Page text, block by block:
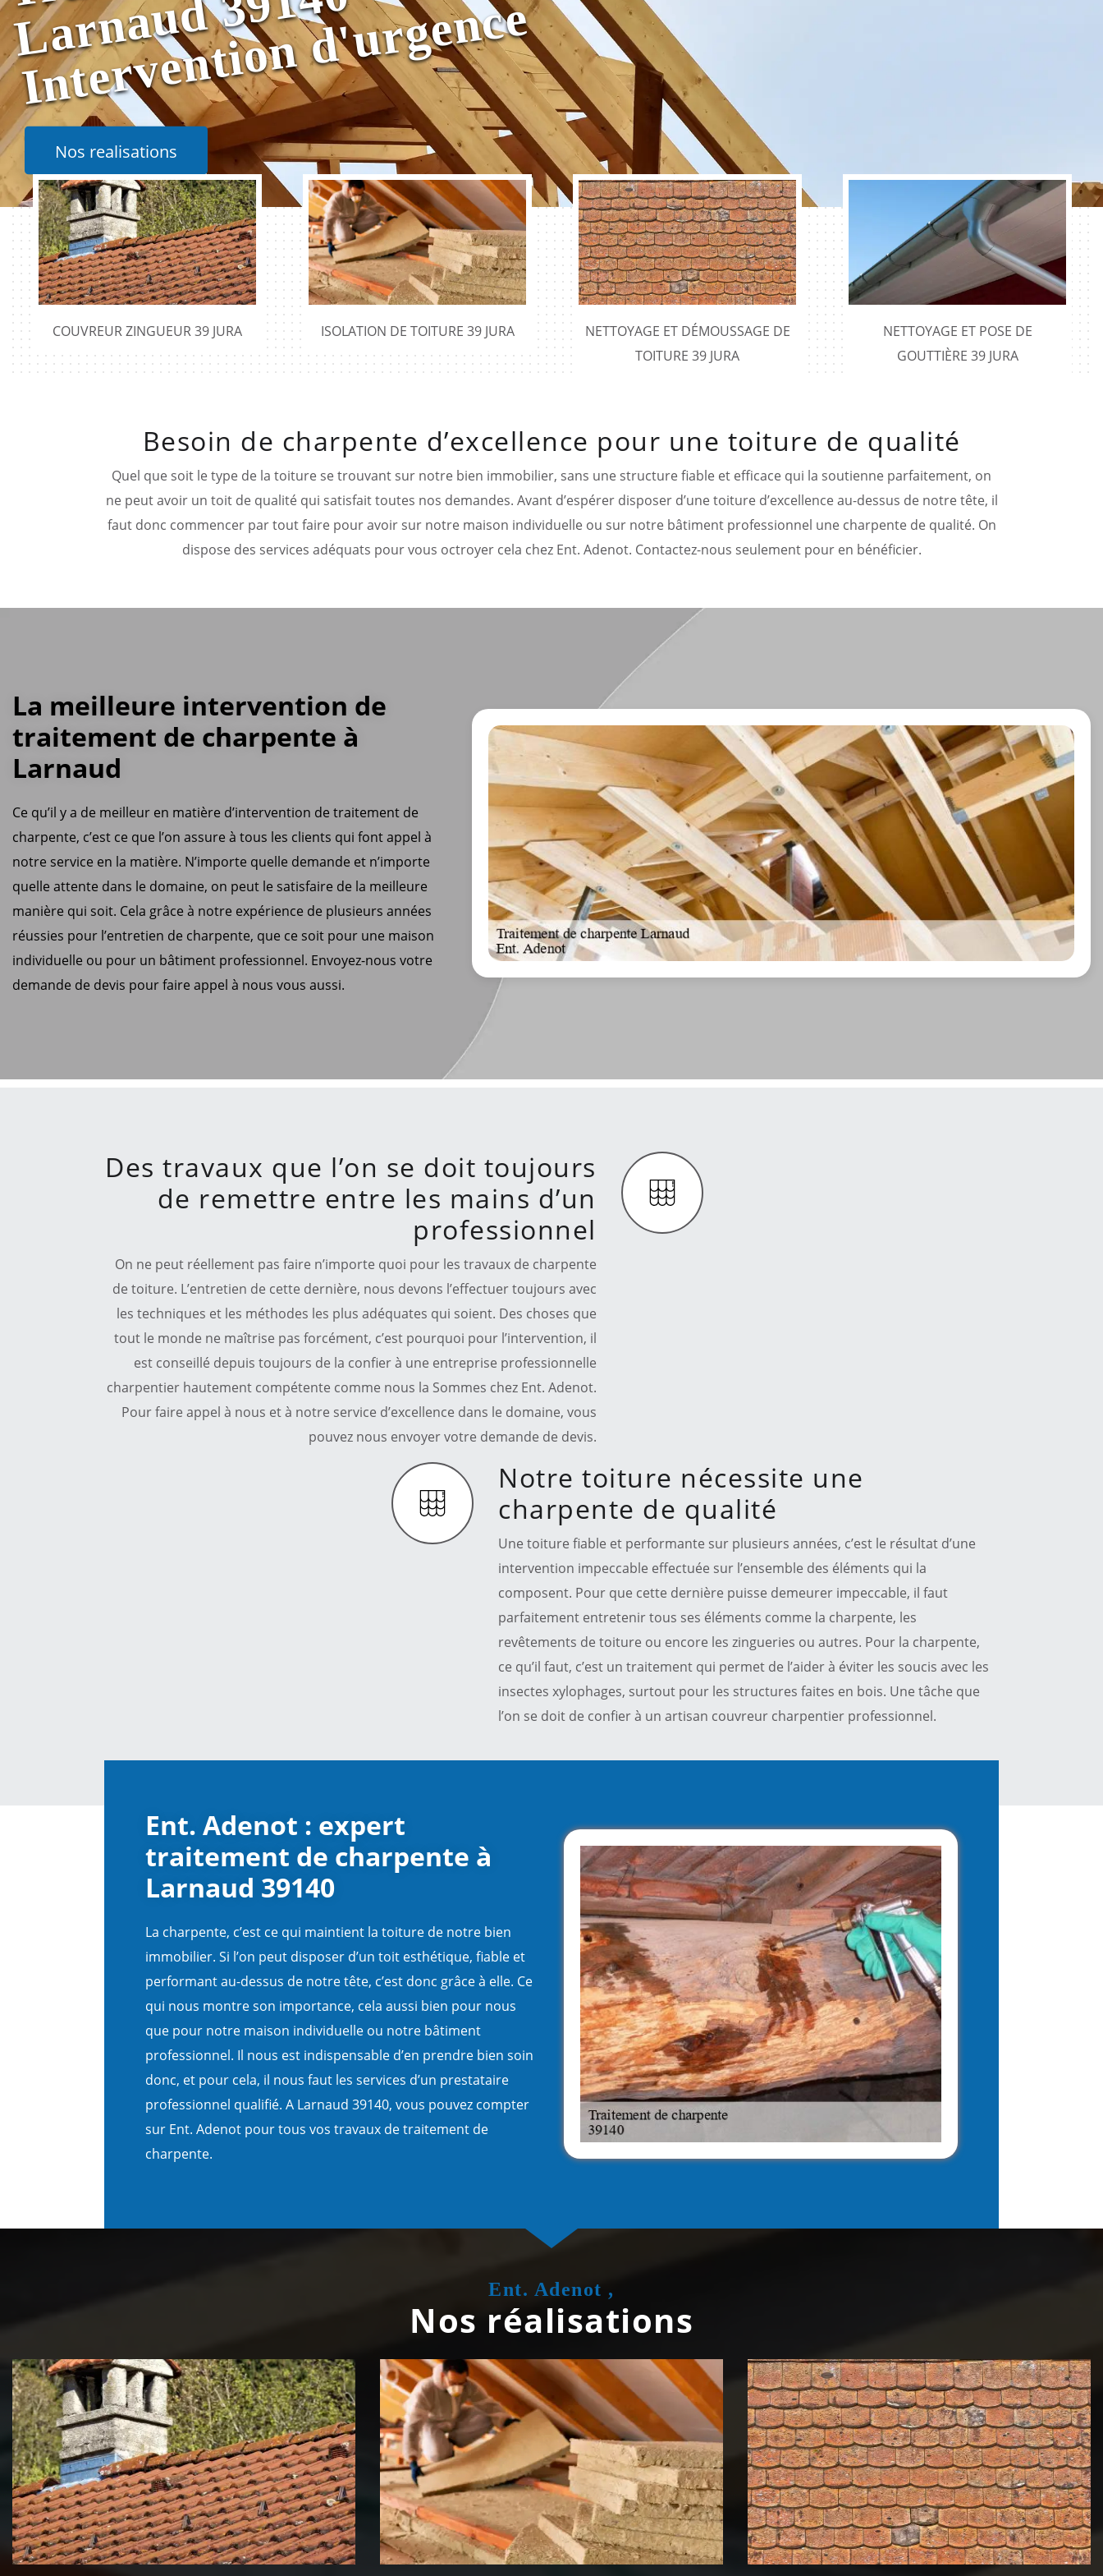
u
e
Nos realisations
COUVREUR ZINGUEUR 39 JURA ISOLATION DE TOITURE 39 JURA
NETTOYAGE ET DÉMOUSSAGE DE
TOITURE 39 JURA
NETTOYAGE ET POSE DE
GOUTTIÈRE 39 JURA
Besoin de charpente d’excellence pour une toiture de qualité
Quel que soit le type de la toiture se trouvant sur notre bien immobilier, sans une structure fiable et efficace qui la soutienne parfaitement, on
ne peut avoir un toit de qualité qui satisfait toutes nos demandes. Avant d’espérer disposer d’une toiture d’excellence au-dessus de notre tête, il
faut donc commencer par tout faire pour avoir sur notre maison individuelle ou sur notre bâtiment professionnel une charpente de qualité. On
dispose des services adéquats pour vous octroyer cela chez Ent. Adenot. Contactez-nous seulement pour en bénéficier.
La meilleure intervention de
traitement de charpente à
Larnaud
Ce qu’il y a de meilleur en matière d’intervention de traitement de
charpente, c’est ce que l’on assure à tous les clients qui font appel à
notre service en la matière. N’importe quelle demande et n’importe
quelle attente dans le domaine, on peut le satisfaire de la meilleure
manière qui soit. Cela grâce à notre expérience de plusieurs années
réussies pour l’entretien de charpente, que ce soit pour une maison
individuelle ou pour un bâtiment professionnel. Envoyez-nous votre
demande de devis pour faire appel à nous vous aussi.
Des travaux que l’on se doit toujours
de remettre entre les mains d’un
professionnel
On ne peut réellement pas faire n’importe quoi pour les travaux de charpente
de toiture. L’entretien de cette dernière, nous devons l’effectuer toujours avec
les techniques et les méthodes les plus adéquates qui soient. Des choses que
tout le monde ne maîtrise pas forcément, c’est pourquoi pour l’intervention, il
est conseillé depuis toujours de la confier à une entreprise professionnelle
charpentier hautement compétente comme nous la Sommes chez Ent. Adenot.
Pour faire appel à nous et à notre service d’excellence dans le domaine, vous
pouvez nous envoyer votre demande de devis.
Notre toiture nécessite une
charpente de qualité
Une toiture fiable et performante sur plusieurs années, c’est le résultat d’une
intervention impeccable effectuée sur l’ensemble des éléments qui la
composent. Pour que cette dernière puisse demeurer impeccable, il faut
parfaitement entretenir tous ses éléments comme la charpente, les
revêtements de toiture ou encore les zingueries ou autres. Pour la charpente,
ce qu’il faut, c’est un traitement qui permet de l’aider à éviter les soucis avec les
insectes xylophages, surtout pour les structures faites en bois. Une tâche que
l’on se doit de confier à un artisan couvreur charpentier professionnel.
Ent. Adenot : expert
traitement de charpente à
Larnaud 39140
La charpente, c’est ce qui maintient la toiture de notre bien
immobilier. Si l’on peut disposer d’un toit esthétique, fiable et
performant au-dessus de notre tête, c’est donc grâce à elle. Ce
qui nous montre son importance, cela aussi bien pour nous
que pour notre maison individuelle ou notre bâtiment
professionnel. Il nous est indispensable d’en prendre bien soin
donc, et pour cela, il nous faut les services d’un prestataire
professionnel qualifié. A Larnaud 39140, vous pouvez compter
sur Ent. Adenot pour tous vos travaux de traitement de
charpente.
Ent. Adenot ,
Nos réalisations
Couvreur zingueur 39 Jura Isolation de toiture 39 Jura
Nettoyage et démoussage de
toiture 39 Jura